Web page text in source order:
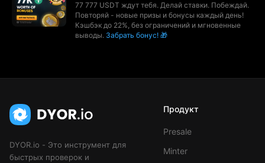
77 777 USDT ждут тебя. Делай ставки. Побеждай.
Повторяй - новые призы и бонусы каждый день!
Кэшбэк до 22%, без ограничений и мгновенные
выводы. Забрать бонус! 🎁
DYOR.io - Это инструмент для
быстрых проверок и
Продукт
Presale
Minter